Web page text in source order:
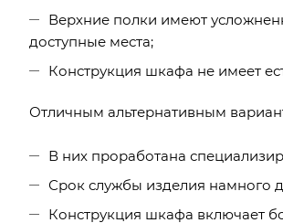
Верхние полки имеют
доступные места;
Конструкция шкафа не имеет
Отличным альтернативным
В них проработана
Срок службы изделия намного
Конструкция шкафа включает